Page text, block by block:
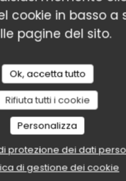
cookie in basso a
pagine del sito.
Ok, accetta tutto
Rifiuta tutti i cookie
Personalizza
protezione dei dati
di gestione dei cookie
Merci à vous !